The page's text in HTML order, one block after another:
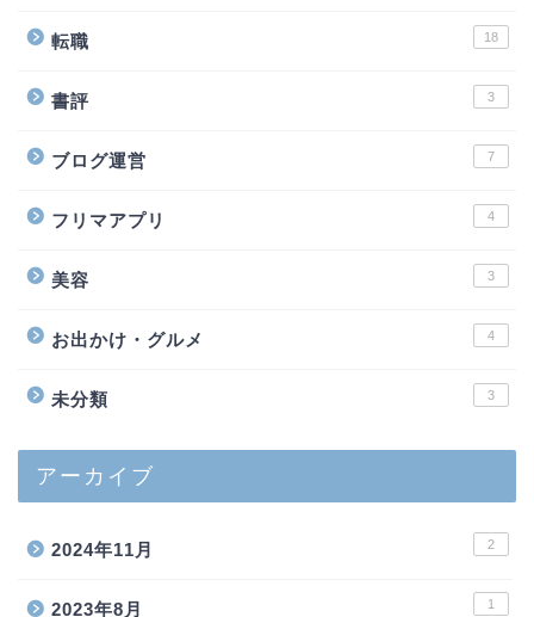
転職 18
書評 3
ブログ運営 7
フリマアプリ 4
美容 3
お出かけ・グルメ 4
未分類 3
アーカイブ
2024年11月 2
2023年8月 1